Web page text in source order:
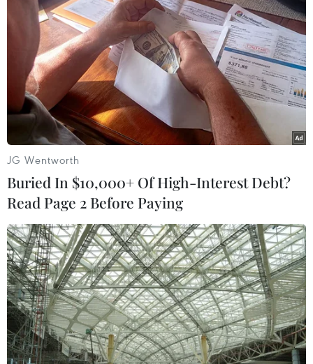
06/05/2023 23:25
Hai nước sẽ tiến hành tập trận 5 lần trong thời gian từ
ngày 25/5-15/6 tại Trường huấn luyện bắn Seungjin ở
Pocheon, cách thủ đô Seoul 52km về phía Đông Bắc.
"Các cuộc tập trận chung Mỹ-Hàn Quốc
đều mang bản chất phòng thủ"
JG Wentworth
Buried In $10,000+ Of High-Interest Debt?
Read Page 2 Before Paying